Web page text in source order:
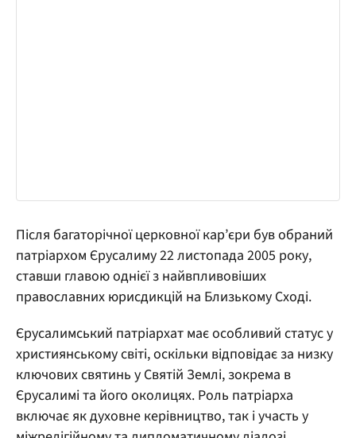
Після багаторічної церковної кар’єри був обраний
патріархом Єрусалиму 22 листопада 2005 року,
ставши главою однієї з найвпливовіших
православних юрисдикцій на Близькому Сході.
Єрусалимський патріархат має особливий статус у
християнському світі, оскільки відповідає за низку
ключових святинь у Святій Землі, зокрема в
Єрусалимі та його околицях. Роль патріарха
включає як духовне керівництво, так і участь у